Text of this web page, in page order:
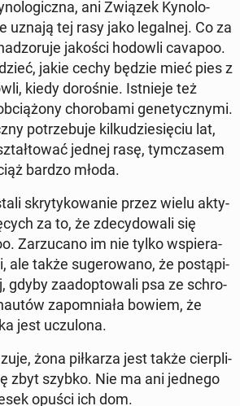
ani Związek Ky­no­lo­
uznają tej rasy jako le­gal­nej. Co za
jakości hodowli cavapoo.
jakie cechy będzie mieć pies z
kiedy do­ro­śnie. Ist­nie­je też
cho­ro­ba­mi ge­ne­tycz­ny­mi.
po­trze­bu­je kil­ku­dzie­się­ciu lat,
jednej rasę, tym­cza­sem
bardzo młoda.
skry­ty­ko­wa­nie przez wielu ak­ty­
za to, że zde­cy­do­wa­li się
Za­rzu­ca­no im nie tylko wspie­ra­
ale także su­ge­ro­wa­no, że po­stą­pi­
gdyby za­adop­to­wa­li psa ze schro­
za­po­mnia­ła bowiem, że
jest uczu­lo­na.
żona pił­ka­rza jest także cier­pli­
zbyt szybko. Nie ma ani jednego
opuści ich dom.